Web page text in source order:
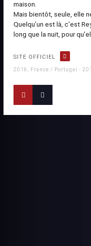
maison.
Mais bientôt, seule, elle
Quelqu’un est là, c’est
long que la nuit, pour
SITE OFFICIEL
2016, France / Portugal -